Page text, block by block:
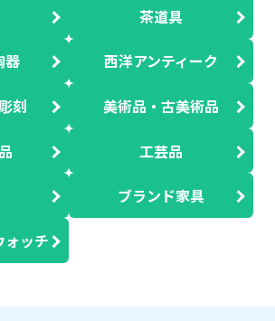
茶道具
器 西洋アンティーク
刻 美術品・古美術品
工芸品
ブランド家具
ォッチ